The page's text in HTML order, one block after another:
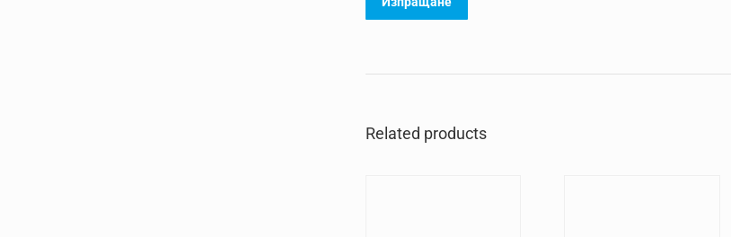
Related products